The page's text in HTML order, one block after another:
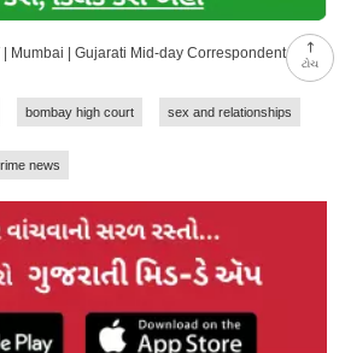
ટોચ
| Mumbai | Gujarati Mid-day Correspondent
bombay high court sex and relationships
news